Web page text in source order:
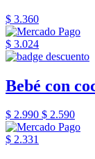
$ 3.360
$ 3.024
Bebé con
$ 2.990 $ 2.590
$ 2.331